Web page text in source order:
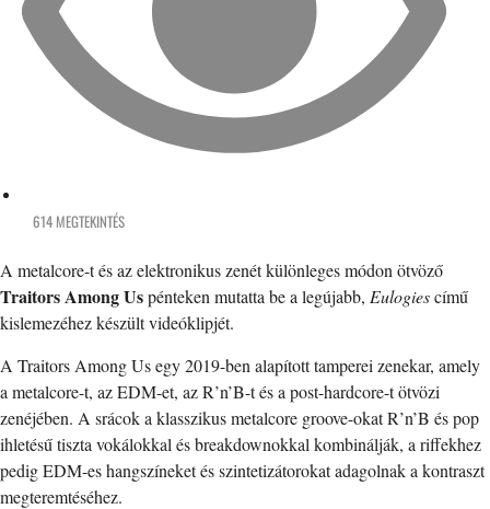
614 MEGTEKINTÉS
A metalcore-t és az elektronikus zenét különleges módon ötvöző
Traitors Among Uspénteken mutatta be a legújabb, Eulogiescímű
kislemezéhez készült videóklipjét.
A Traitors Among Us egy 2019-ben alapított tamperei zenekar, amely
a metalcore-t, az EDM-et, az R’n’B-t és a post-hardcore-t ötvözi
zenéjében. A srácok a klasszikus metalcore groove-okat R’n’B és pop
ihletésű tiszta vokálokkal és breakdownokkal kombinálják, a riffekhez
pedig EDM-es hangszíneket és szintetizátorokat adagolnak a kontraszt
megteremtéséhez.